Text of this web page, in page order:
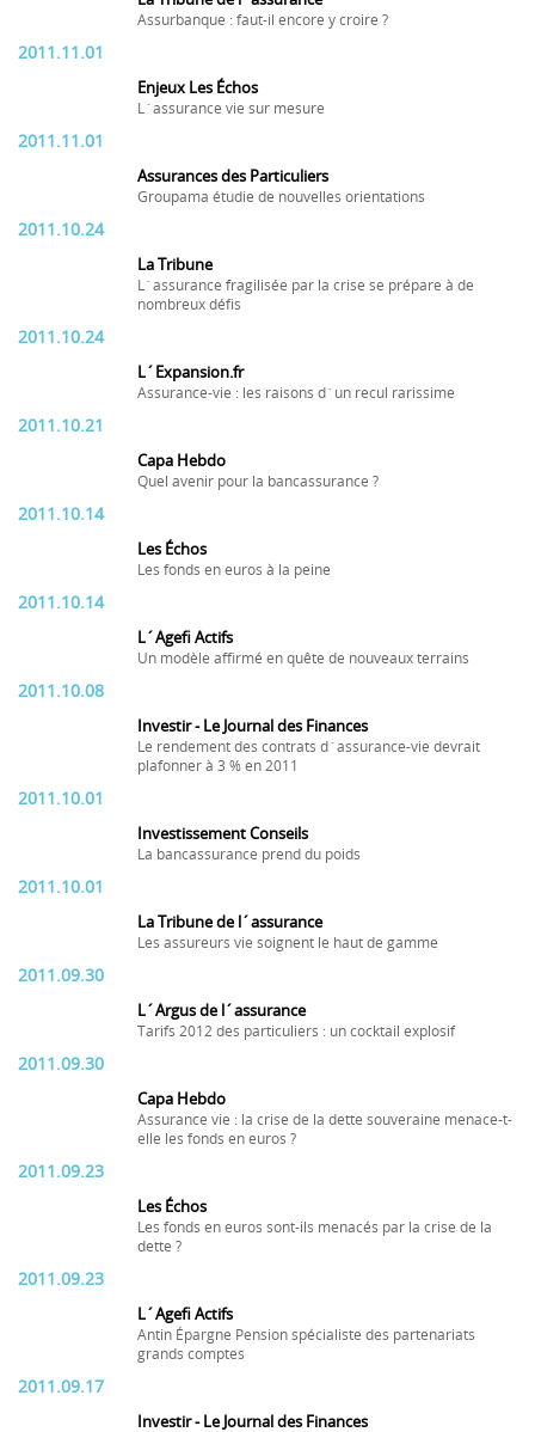
Assurbanque : faut-il encore y croire ?
2011.11.01
Enjeux Les Échos
L´assurance vie sur mesure
2011.11.01
Assurances des Particuliers
Groupama étudie de nouvelles orientations
2011.10.24
La Tribune
L´assurance fragilisée par la crise se prépare à de
nombreux défis
2011.10.24
L´Expansion.fr
Assurance-vie : les raisons d´un recul rarissime
2011.10.21
Capa Hebdo
Quel avenir pour la bancassurance ?
2011.10.14
Les Échos
Les fonds en euros à la peine
2011.10.14
L´Agefi Actifs
Un modèle affirmé en quête de nouveaux terrains
2011.10.08
Investir - Le Journal des Finances
Le rendement des contrats d´assurance-vie devrait
plafonner à 3 % en 2011
2011.10.01
Investissement Conseils
La bancassurance prend du poids
2011.10.01
La Tribune de l´assurance
Les assureurs vie soignent le haut de gamme
2011.09.30
L´Argus de l´assurance
Tarifs 2012 des particuliers : un cocktail explosif
2011.09.30
Capa Hebdo
Assurance vie : la crise de la dette souveraine menace-t-
elle les fonds en euros ?
2011.09.23
Les Échos
Les fonds en euros sont-ils menacés par la crise de la
dette ?
2011.09.23
L´Agefi Actifs
Antin Épargne Pension spécialiste des partenariats
grands comptes
2011.09.17
Investir - Le Journal des Finances